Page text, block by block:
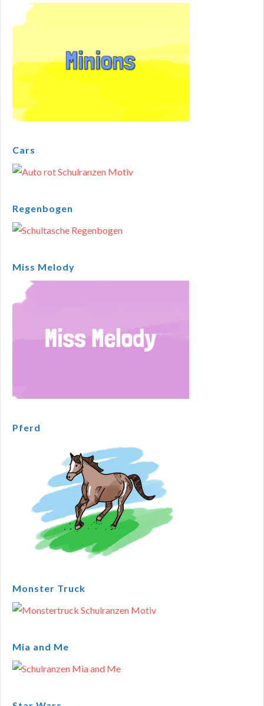
Cars
Regenbogen
Miss Melody
Pferd
Monster Truck
Mia and Me